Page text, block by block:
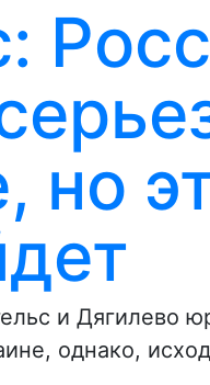
но
и Дягилево
однако,